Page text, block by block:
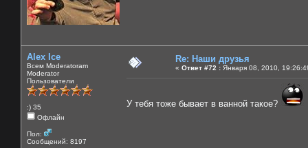
Alex Ice
Всем Moderatoram
Moderator
Пользователи
:) 35
Офлайн
Пол:
Сообщений: 8197
Re: Наши друзья
« Ответ #72 : Января 08, 2010,
У тебя тоже бывает в ванной такое?